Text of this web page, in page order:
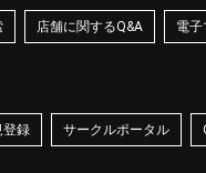
店舗に関するQ&A 電子
登録 サークルポータル